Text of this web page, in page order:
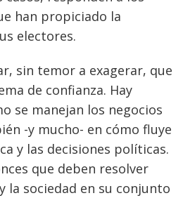
han propiciado la
electores.
sin temor a exagerar, que
de confianza. Hay
se manejan los negocios
-y mucho- en cómo fluye
y las decisiones políticas.
que deben resolver
la sociedad en su conjunto